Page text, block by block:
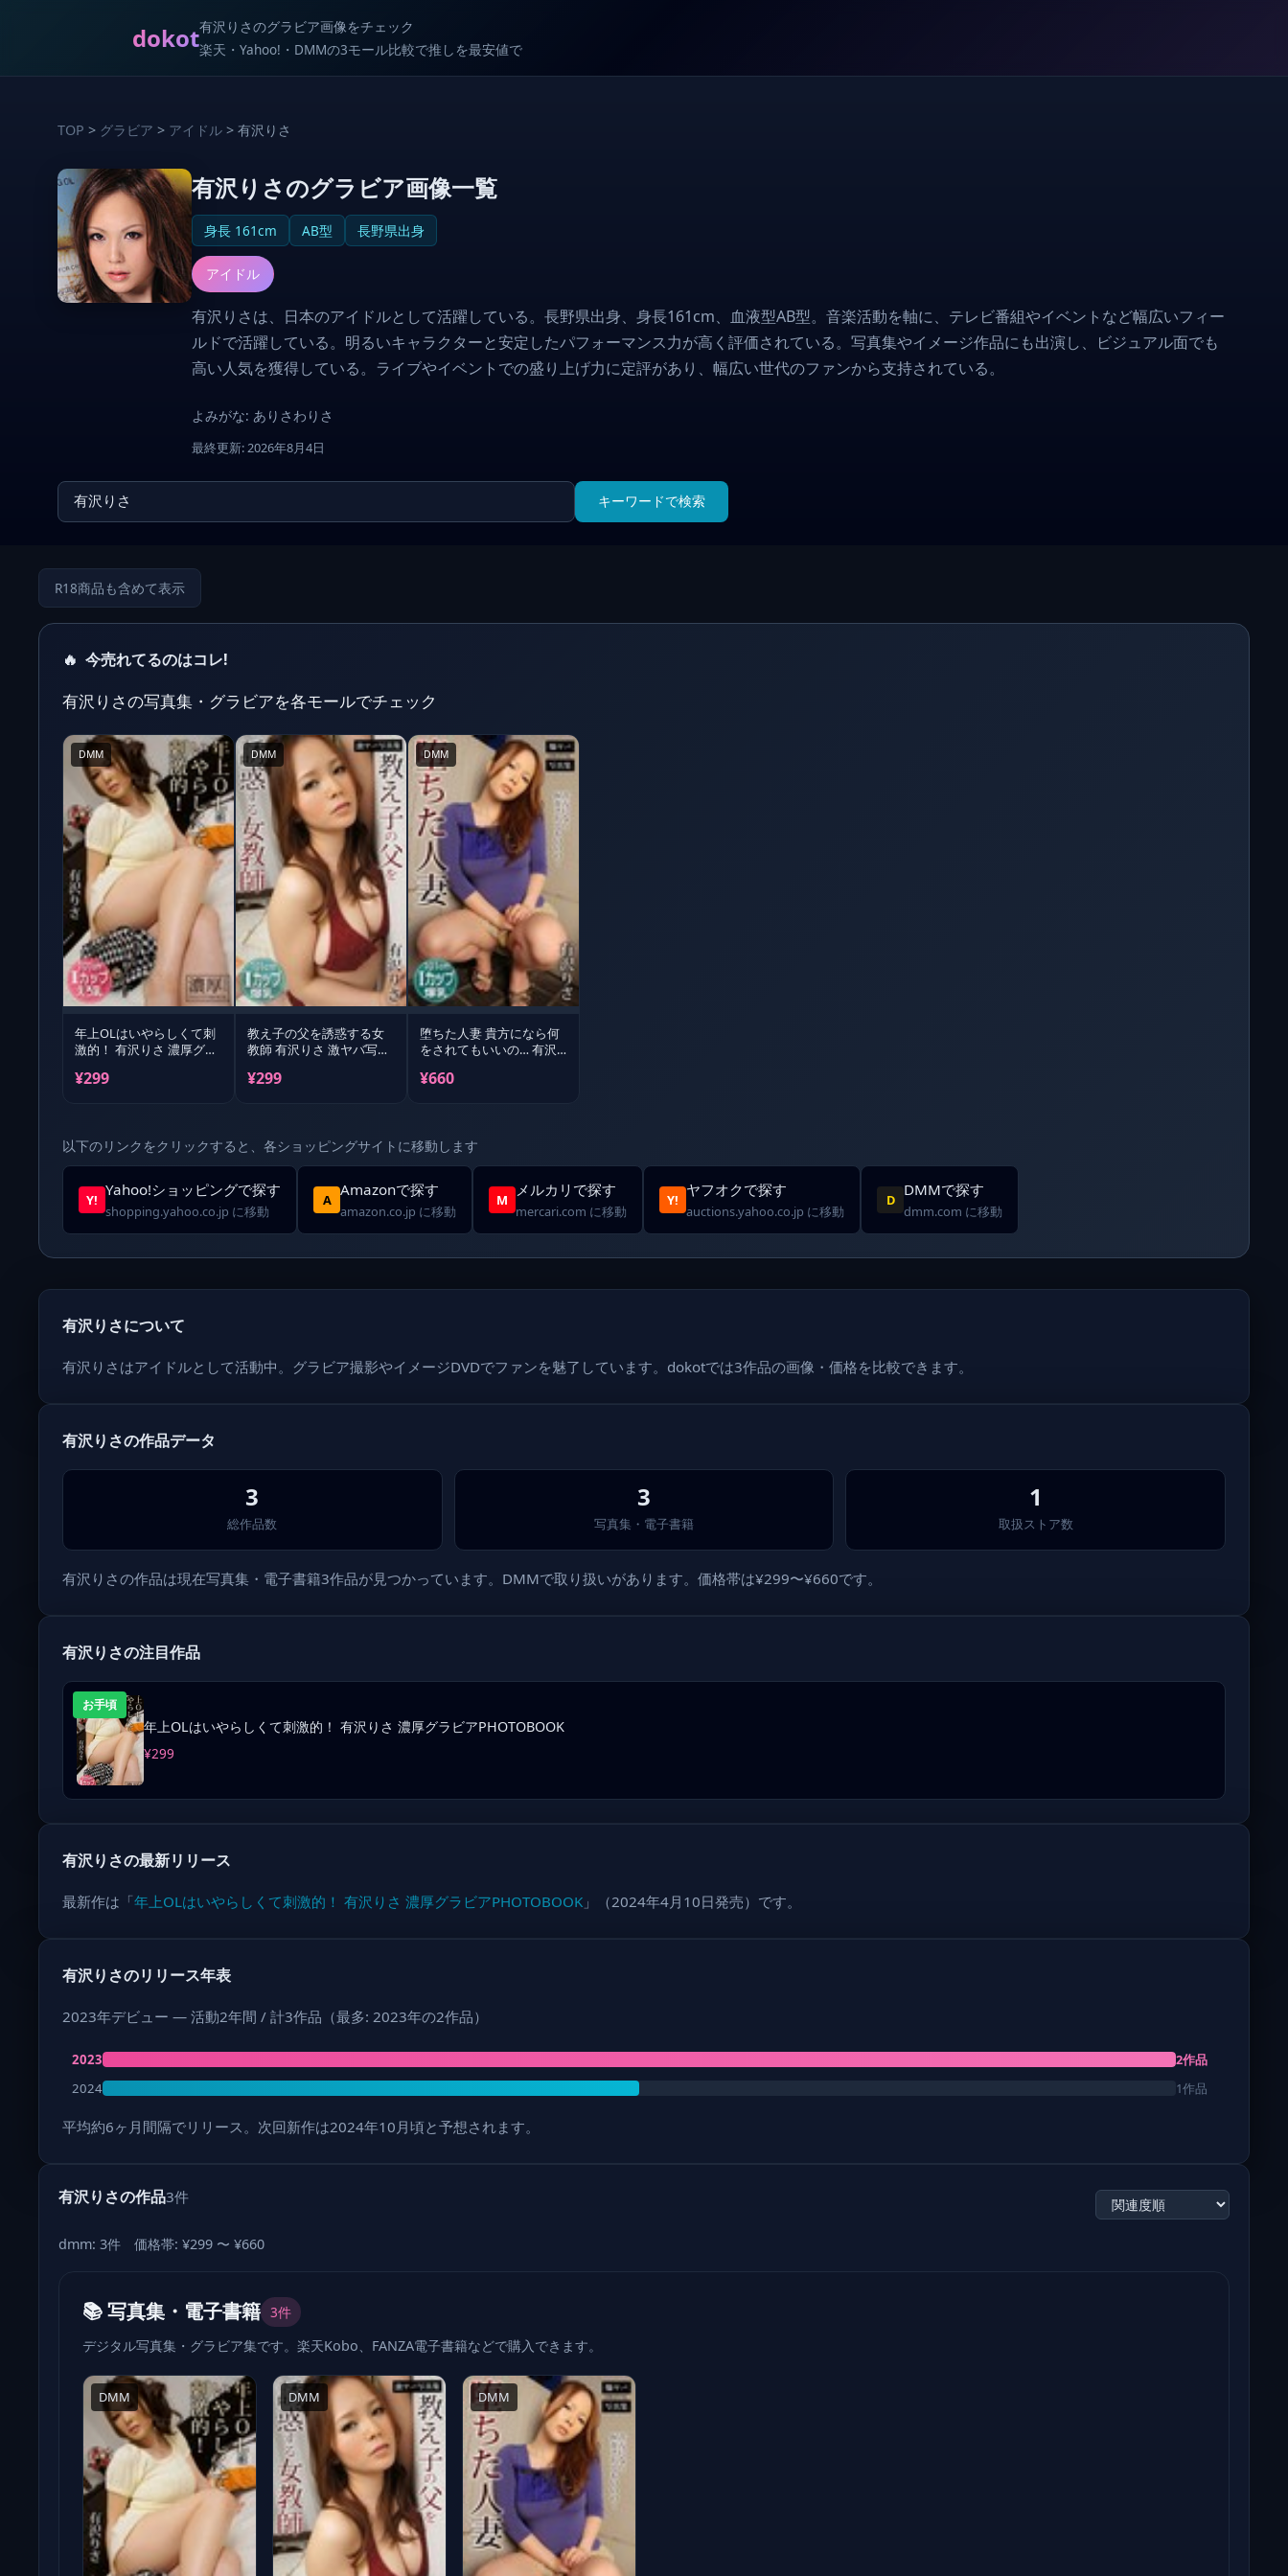
dokot有沢りさのグラビア画像をチェック
楽天・Yahoo!・DMMの3モール比較で推しを最安値で
TOP > グラビア > アイドル > 有沢りさ
有沢りさのグラビア画像一覧
身長 161cm AB型 長野県出身
アイドル
有沢りさは、日本のアイドルとして活躍している。長野県出身、身長161cm、血液型AB型。音楽活動を軸に、テレビ番組やイベントなど幅広いフィー
ルドで活躍している。明るいキャラクターと安定したパフォーマンス力が高く評価されている。写真集やイメージ作品にも出演し、ビジュアル面でも
高い人気を獲得している。ライブやイベントでの盛り上げ力に定評があり、幅広い世代のファンから支持されている。
よみがな: ありさわりさ
最終更新: 2026年8月4日
キーワードで検索
R18商品も含めて表示
🔥 今売れてるのはコレ!
有沢りさの写真集・グラビアを各モールでチェック
DMM
年上OLはいやらしくて刺
激的！ 有沢りさ 濃厚グラ
¥299
DMM
教え子の父を誘惑する女
教師 有沢りさ 激ヤバ写真
¥299
DMM
堕ちた人妻 貴方になら何
をされてもいいの… 有沢
¥660
以下のリンクをクリックすると、各ショッピングサイトに移動します
Y!
Yahoo!ショッピングで探す
shopping.yahoo.co.jp に移動
A
Amazonで探す
amazon.co.jp に移動
M
メルカリで探す
mercari.com に移動
Y!
ヤフオクで探す
auctions.yahoo.co.jp に移動
D
DMMで探す
dmm.com に移動
有沢りさについて
有沢りさはアイドルとして活動中。グラビア撮影やイメージDVDでファンを魅了しています。dokotでは3作品の画像・価格を比較できます。
有沢りさの作品データ
3
総作品数
3
写真集・電子書籍
1
取扱ストア数
有沢りさの作品は現在写真集・電子書籍3作品が見つかっています。DMMで取り扱いがあります。価格帯は¥299〜¥660です。
有沢りさの注目作品
お手頃
年上OLはいやらしくて刺激的！ 有沢りさ 濃厚グラビアPHOTOBOOK
¥299
有沢りさの最新リリース
最新作は「年上OLはいやらしくて刺激的！ 有沢りさ 濃厚グラビアPHOTOBOOK 」（2024年4月10日発売）です。
有沢りさのリリース年表
2023年デビュー — 活動2年間 / 計3作品（最多: 2023年の2作品）
2023
2作品
2024
1作品
平均約6ヶ月間隔でリリース。次回新作は2024年10月頃と予想されます。
有沢りさの作品3件
dmm: 3件 価格帯: ¥299 〜 ¥660
📚 写真集・電子書籍 3件
デジタル写真集・グラビア集です。楽天Kobo、FANZA電子書籍などで購入できます。
DMM DMM DMM